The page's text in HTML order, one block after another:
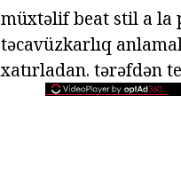
müxtəlif beat stil a la
təcavüzkarlıq
xatırladan. tərəfdən